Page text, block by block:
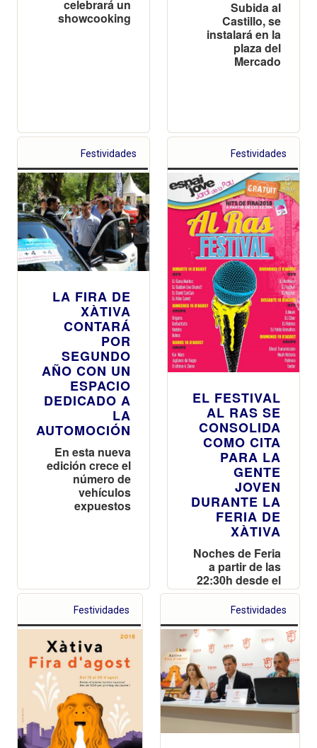
celebrará un
showcooking
Subida al
Castillo, se
instalará en la
plaza del
Mercado
Festividades
LA FIRA DE
XÀTIVA
CONTARÁ
POR
SEGUNDO
AÑO CON UN
ESPACIO
DEDICADO A
LA
AUTOMOCIÓN
En esta nueva
edición crece el
número de
vehículos
expuestos
Festividades
EL FESTIVAL
AL RAS SE
CONSOLIDA
COMO CITA
PARA LA
GENTE
JOVEN
DURANTE LA
FERIA DE
XÀTIVA
Noches de Feria
a partir de las
22:30h desde el
martes 14 al
domingo 19 de
agosto de 2018
Festividades Festividades